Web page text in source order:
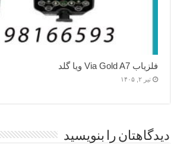
فلزیاب Via Gold A7 ویا گلد
تیر ۲, ۱۴۰۵
دیدگاهتان را بنویسید